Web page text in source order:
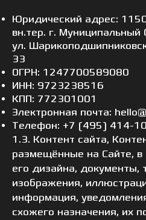
Юридический адрес:
вн.тер. г.
ул.
33
ОГРН: 1247700589080
ИНН: 9723238516
КПП: 772301001
Электронная почта:
Телефон: +7 (495) 414-
1.3. Контент сайта,
размещённые на Сайте, в
его дизайна, документы,
изображения,
информация,
схожего назначения, их